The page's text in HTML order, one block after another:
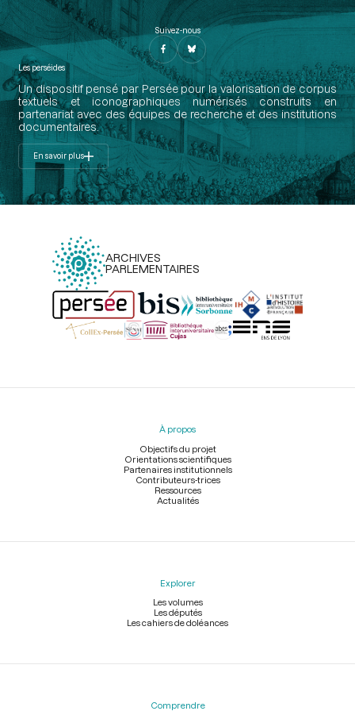
Suivez-nous
Les perséides
Un dispositif pensé par Persée pour la valorisation de corpus
textuels et iconographiques numérisés construits en
partenariat avec des équipes de recherche et des institutions
documentaires.
En savoir plus
ARCHIVES
PARLEMENTAIRES
Menu
À propos
Objectifs du projet
Orientations scientifiques
Partenaires institutionnels
Contributeurs-trices
Ressources
Actualités
Explorer
Les volumes
Les députés
Les cahiers de doléances
Comprendre